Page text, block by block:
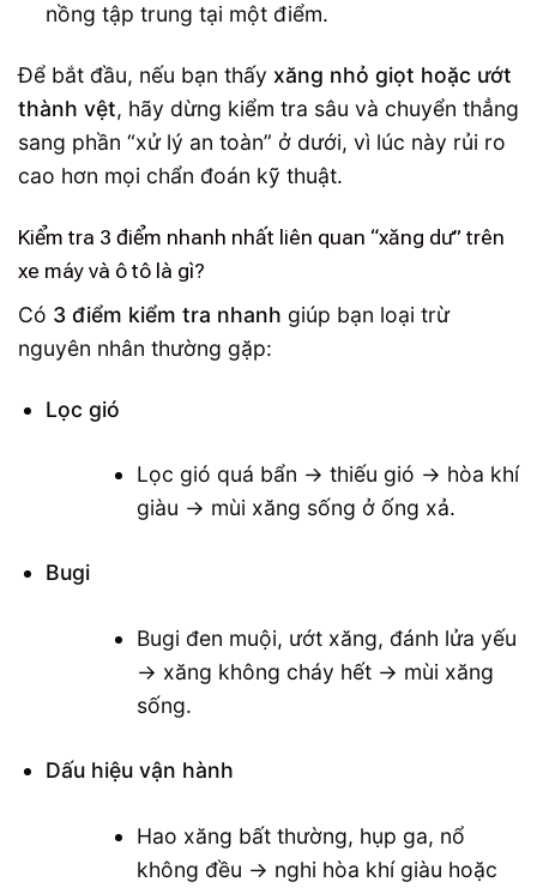
nồng tập trung tại một điểm.
Để bắt đầu, nếu bạn thấy xăng nhỏ giọt hoặc ướt
thành vệt, hãy dừng kiểm tra sâu và chuyển thẳng
sang phần “xử lý an toàn” ở dưới, vì lúc này rủi ro
cao hơn mọi chẩn đoán kỹ thuật.
Kiểm tra 3 điểm nhanh nhất liên quan “xăng dư” trên
xe máy và ô tô là gì?
Có 3 điểm kiểm tra nhanh giúp bạn loại trừ
nguyên nhân thường gặp:
Lọc gió
Lọc gió quá bẩn → thiếu gió → hòa khí
giàu → mùi xăng sống ở ống xả.
Bugi
Bugi đen muội, ướt xăng, đánh lửa yếu
→ xăng không cháy hết → mùi xăng
sống.
Dấu hiệu vận hành
Hao xăng bất thường, hụp ga, nổ
không đều → nghi hòa khí giàu hoặc